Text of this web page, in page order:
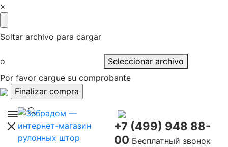
×
Soltar archivo para cargar
o
Seleccionar archivo
Por favor cargue su comprobante
+7 (499) 948 88-
00 Бесплатный звонок